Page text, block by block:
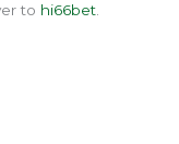
to hi66bet.